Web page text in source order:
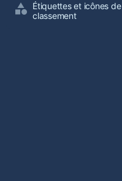
Étiquettes et icônes de
classement